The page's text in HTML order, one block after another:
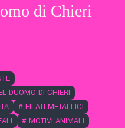
di Chieri
DUOMO DI CHIERI
# FILATI METALLICI
# MOTIVI ANIMALI